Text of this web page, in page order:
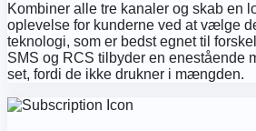
Kombiner alle tre kanaler og skab en
oplevelse for kunderne ved at vælge
teknologi, som er bedst egnet til
SMS og RCS tilbyder en enestående
set, fordi de ikke drukner i mængden.